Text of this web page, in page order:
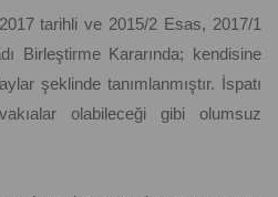
tarihli ve 2015/2 Esas, 2017/1
Birleştirme Kararında; kendisine
şeklinde tanımlanmıştır. İspatı
olabileceği gibi olumsuz